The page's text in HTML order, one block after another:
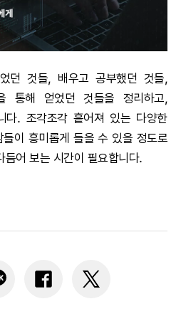
던 것들, 배우고 공부했던 것들,
통해 얻었던 것들을 정리하고,
다. 조각조각 흩어져 있는 다양한
이 흥미롭게 들을 수 있을 정도로
어 보는 시간이 필요합니다.